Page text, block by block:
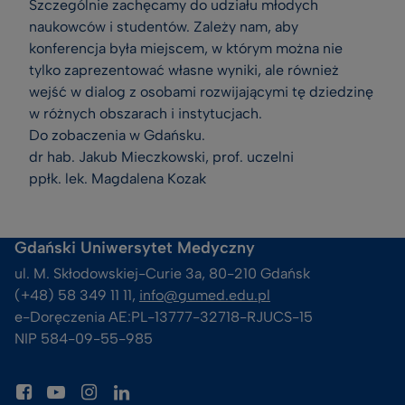
Szczególnie zachęcamy do udziału młodych
naukowców i studentów. Zależy nam, aby
konferencja była miejscem, w którym można nie
tylko zaprezentować własne wyniki, ale również
wejść w dialog z osobami rozwijającymi tę dziedzinę
w różnych obszarach i instytucjach.
Do zobaczenia w Gdańsku.
dr hab. Jakub Mieczkowski, prof. uczelni
ppłk. lek. Magdalena Kozak
Gdański Uniwersytet Medyczny
ul. M. Skłodowskiej-Curie 3a, 80-210 Gdańsk
(+48) 58 349 11 11, info@gumed.edu.pl
e-Doręczenia AE:PL-13777-32718-RJUCS-15
NIP 584-09-55-985